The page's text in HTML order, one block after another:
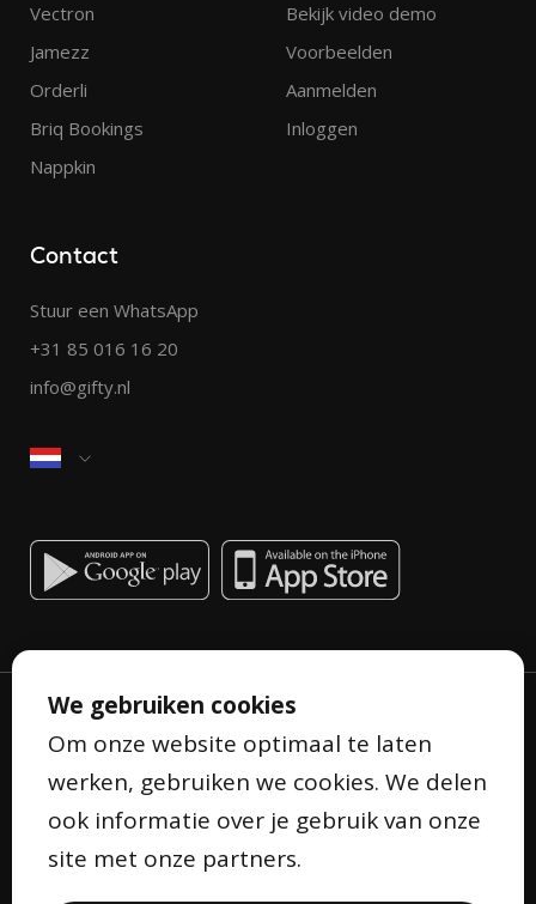
Vectron
Jamezz
Orderli
Briq Bookings
Nappkin
Bekijk video demo
Voorbeelden
Aanmelden
Inloggen
Contact
Stuur een WhatsApp
+31 85 016 16 20
info@gifty.nl
Privacyverklaring
Algemene voorwaarden
We gebruiken cookies
Om onze website optimaal te laten
werken, gebruiken we cookies. We delen
ook informatie over je gebruik van onze
site met onze partners.